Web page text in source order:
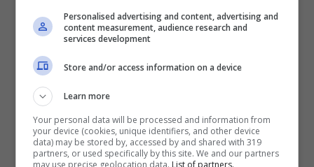
tunnel di Musk
mondo. Bene, maquanto costeràtutto
questo? Ovviamente le trattative sono in
atto e anche se Elon Musk sta twittando
entusiasta in queste ore, la strada per
Personalised advertising and content, advertising and
content measurement, audience research and
services development
Store and/or access information on a device
Learn more
Your personal data will be processed and information from
your device (cookies, unique identifiers, and other device
data) may be stored by, accessed by and shared with 319
partners, or used specifically by this site. We and our partners
may use precise geolocation data. List of partners.